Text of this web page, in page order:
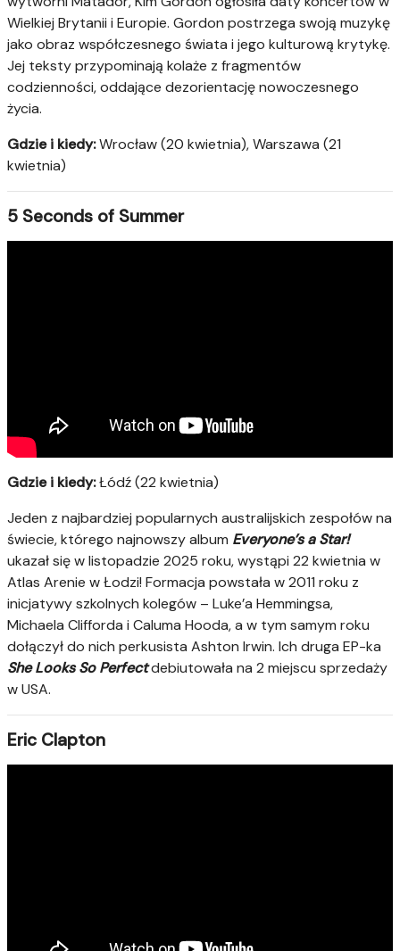
Wielkiej Brytanii i Europie. Gordon postrzega swoją muzykę
jako obraz współczesnego świata i jego kulturową krytykę.
Jej teksty przypominają kolaże z fragmentów
codzienności, oddające dezorientację nowoczesnego
życia.
Gdzie i kiedy:Wrocław (20 kwietnia), Warszawa (21
kwietnia)
5 Seconds of Summer
Gdzie i kiedy:Łódź (22 kwietnia)
Jeden z najbardziej popularnych australijskich zespołów na
świecie, którego najnowszy album Everyone’s a Star!
ukazał się w listopadzie 2025 roku, wystąpi 22 kwietnia w
Atlas Arenie w Łodzi! Formacja powstała w 2011 roku z
inicjatywy szkolnych kolegów – Luke’a Hemmingsa,
Michaela Clifforda i Caluma Hooda, a w tym samym roku
dołączył do nich perkusista Ashton Irwin. Ich druga EP-ka
She Looks So Perfectdebiutowała na 2 miejscu sprzedaży
w USA.
Eric Clapton